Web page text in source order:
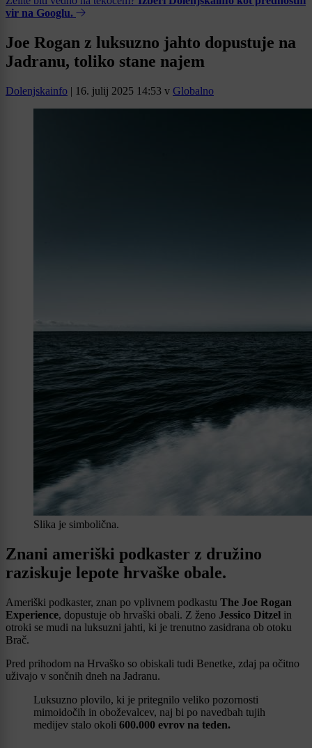
vir na Googlu.
Joe Rogan z luksuzno jahto dopustuje na
Jadranu, toliko stane najem
Dolenjskainfo | 16. julij 2025 14:53 v Globalno
Slika je simbolična.
Znani ameriški podkaster z družino
raziskuje lepote hrvaške obale.
Ameriški podkaster, znan po vplivnem podkastu The Joe Rogan
Experience, dopustuje ob hrvaški obali. Z ženo Jessico Ditzel in
otroki se mudi na luksuzni jahti, ki je trenutno zasidrana ob otoku
Brač.
Pred prihodom na Hrvaško so obiskali tudi Benetke, zdaj pa očitno
uživajo v sončnih dneh na Jadranu.
Luksuzno plovilo, ki je pritegnilo veliko pozornosti
mimoidočih in oboževalcev, naj bi po navedbah tujih
medijev stalo okoli 600.000 evrov na teden.